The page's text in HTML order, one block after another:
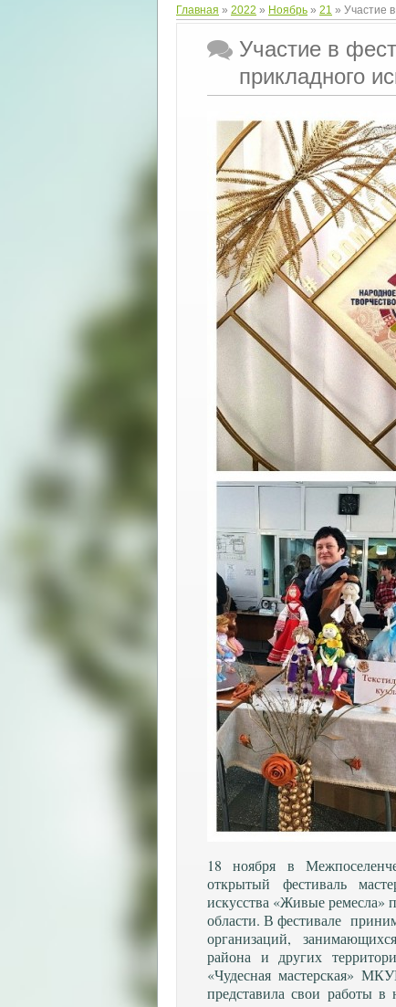
Главная » 2022 » Ноябрь » 21 » Участие
Участие в
прикладного
18 ноября в
открытый фестиваль
искусства «Живые ремесла»
области. В фестивале
организаций,
района и других
«Чудесная мастерская»
представила свои работы